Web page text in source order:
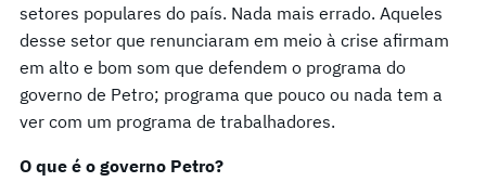
setores populares do país. Nada mais errado. Aqueles
desse setor que renunciaram em meio à crise afirmam
em alto e bom som que defendem o programa do
governo de Petro; programa que pouco ou nada tem a
ver com um programa de trabalhadores.
O que é o governo Petro?